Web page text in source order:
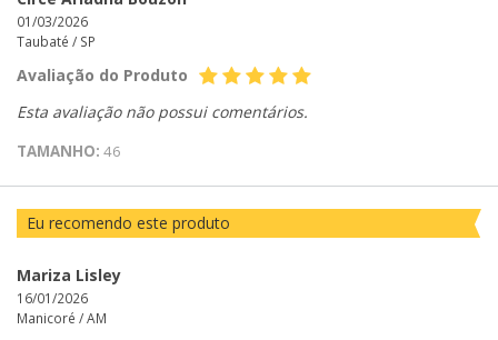
01/03/2026
Taubaté / SP
Avaliação do Produto
Esta avaliação não possui comentários.
TAMANHO: 46
Eu recomendo este produto
Mariza Lisley
16/01/2026
Manicoré /AM